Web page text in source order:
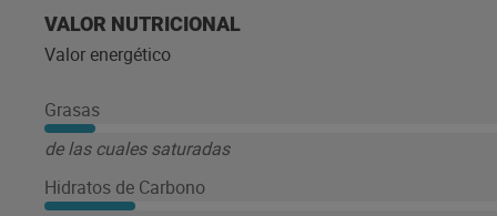
VALOR NUTRICIONAL
Valor energético
Grasas
de las cuales saturadas
Hidratos de Carbono